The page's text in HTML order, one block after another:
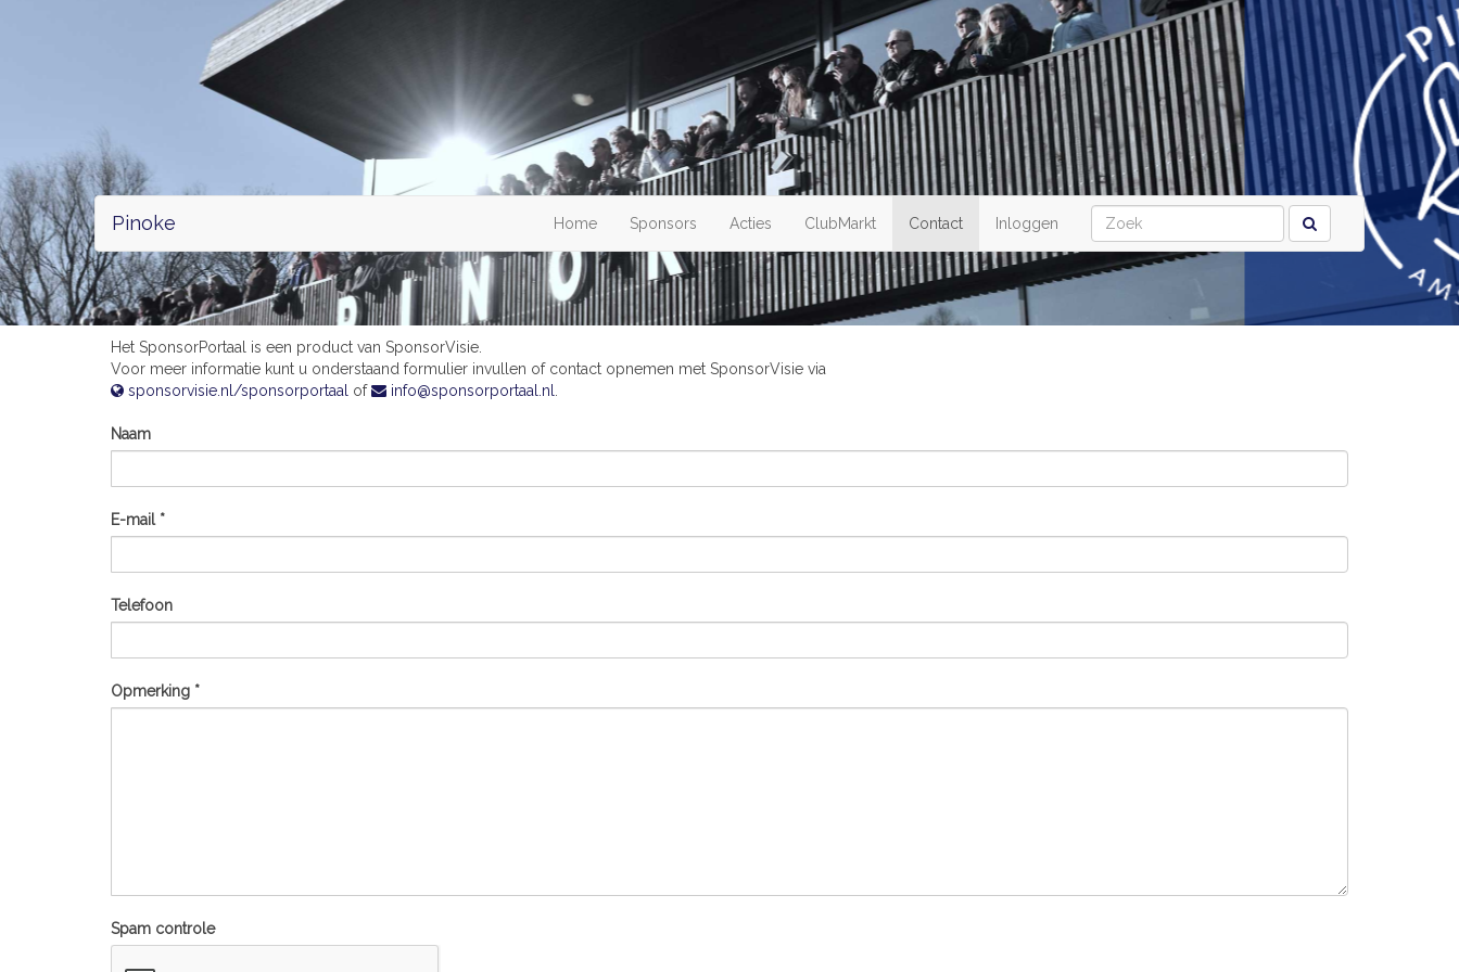
Pinoke Home Sponsors Acties ClubMarkt Contact Inloggen
Het SponsorPortaal is een product van SponsorVisie.
Voor meer informatie kunt u onderstaand formulier invullen of contact opnemen met SponsorVisie via
sponsorvisie.nl/sponsorportaal
of info@sponsorportaal.nl
Naam
E-mail *
Telefoon
Opmerking *
Spam controle